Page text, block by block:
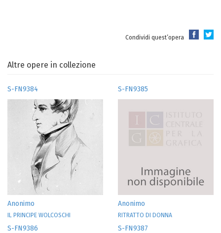
Condividi quest’opera
Altre opere in collezione
S-FN9384
Anonimo
IL PRINCIPE WOLCOSCHI
S-FN9385
Anonimo
RITRATTO DI DONNA
S-FN9386 S-FN9387